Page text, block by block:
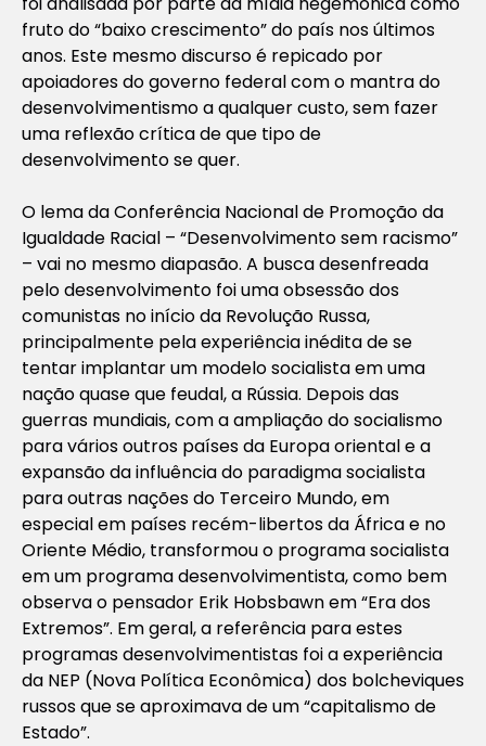
fruto do “baixo crescimento” do país nos últimos
anos. Este mesmo discurso é repicado por
apoiadores do governo federal com o mantra do
desenvolvimentismo a qualquer custo, sem fazer
uma reflexão crítica de que tipo de
desenvolvimento se quer.
O lema da Conferência Nacional de Promoção da
Igualdade Racial – “Desenvolvimento sem racismo”
– vai no mesmo diapasão. A busca desenfreada
pelo desenvolvimento foi uma obsessão dos
comunistas no início da Revolução Russa,
principalmente pela experiência inédita de se
tentar implantar um modelo socialista em uma
nação quase que feudal, a Rússia. Depois das
guerras mundiais, com a ampliação do socialismo
para vários outros países da Europa oriental e a
expansão da influência do paradigma socialista
para outras nações do Terceiro Mundo, em
especial em países recém-libertos da África e no
Oriente Médio, transformou o programa socialista
em um programa desenvolvimentista, como bem
observa o pensador Erik Hobsbawn em “Era dos
Extremos”. Em geral, a referência para estes
programas desenvolvimentistas foi a experiência
da NEP (Nova Política Econômica) dos bolcheviques
russos que se aproximava de um “capitalismo de
Estado”.